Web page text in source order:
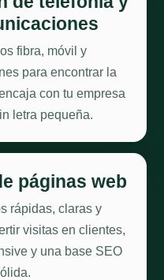
fibra, móvil y
para encontrar la
con tu empresa
letra pequeña.
páginas web
rápidas, claras y
visitas en clientes,
y una base SEO